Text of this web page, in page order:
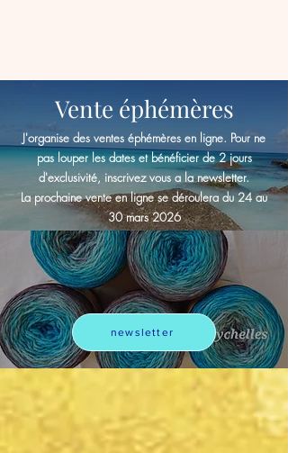
Vente éphémères
J'organise des ventes éphémères en ligne. Pour ne
pas louper les dates et bénéficier de 2 jours
d'exclusivité, inscrivez vous a la newsletter.
La prochaine vente en lignese déroulera du 24 au
30 mars 2026
newsletter